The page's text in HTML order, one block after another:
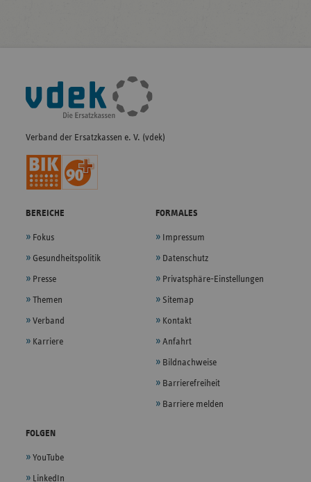
Fußleisten-
Navigation
Verband der Ersatzkassen e. V. (vdek)
BEREICHE
Fokus
Gesundheitspolitik
Presse
Themen
Verband
Karriere
FORMALES
Impressum
Datenschutz
Privatsphäre-Einstellungen
Sitemap
Kontakt
Anfahrt
Bildnachweise
Barrierefreiheit
Barriere melden
FOLGEN
YouTube
LinkedIn